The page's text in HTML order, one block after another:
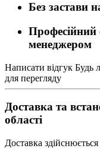
Без застави
Професійний
менеджером
Написати відгук Будь
для перегляду
Доставка та
області
Доставка здійснюється